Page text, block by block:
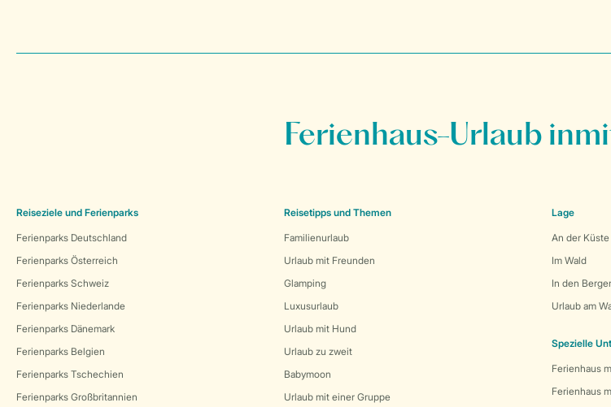
Ferienhaus-Urlaub
Reiseziele und Ferienparks
Ferienparks Deutschland
Ferienparks Österreich
Ferienparks Schweiz
Ferienparks Niederlande
Ferienparks Dänemark
Ferienparks Belgien
Ferienparks Tschechien
Ferienparks Großbritannien
Reisetipps und Themen
Familienurlaub
Urlaub mit Freunden
Glamping
Luxusurlaub
Urlaub mit Hund
Urlaub zu zweit
Babymoon
Urlaub mit einer Gruppe
Lage
An der Küste
Im Wald
In den
Urlaub am
Spezielle
Ferienhaus
Ferienhaus